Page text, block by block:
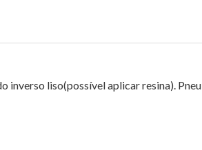
inverso liso(possível aplicar resina). Pneu